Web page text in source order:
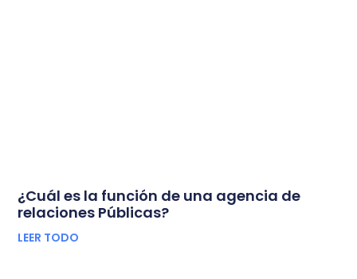
¿Cuál es la función de una agencia de
relaciones Públicas?
LEER TODO